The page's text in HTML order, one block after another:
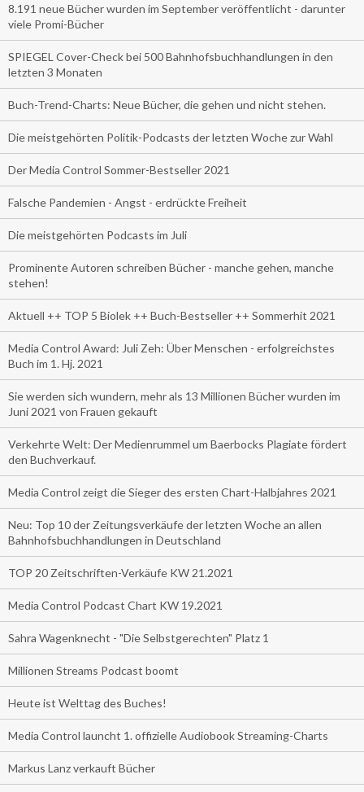
8.191 neue Bücher wurden im September veröffentlicht - darunter
viele Promi-Bücher
SPIEGEL Cover-Check bei 500 Bahnhofsbuchhandlungen in den
letzten 3 Monaten
Buch-Trend-Charts: Neue Bücher, die gehen und nicht stehen.
Die meistgehörten Politik-Podcasts der letzten Woche zur Wahl
Der Media Control Sommer-Bestseller 2021
Falsche Pandemien - Angst - erdrückte Freiheit
Die meistgehörten Podcasts im Juli
Prominente Autoren schreiben Bücher - manche gehen, manche
stehen!
Aktuell ++ TOP 5 Biolek ++ Buch-Bestseller ++ Sommerhit 2021
Media Control Award: Juli Zeh: Über Menschen - erfolgreichstes
Buch im 1. Hj. 2021
Sie werden sich wundern, mehr als 13 Millionen Bücher wurden im
Juni 2021 von Frauen gekauft
Verkehrte Welt: Der Medienrummel um Baerbocks Plagiate fördert
den Buchverkauf.
Media Control zeigt die Sieger des ersten Chart-Halbjahres 2021
Neu: Top 10 der Zeitungsverkäufe der letzten Woche an allen
Bahnhofsbuchhandlungen in Deutschland
TOP 20 Zeitschriften-Verkäufe KW 21.2021
Media Control Podcast Chart KW 19.2021
Sahra Wagenknecht - "Die Selbstgerechten" Platz 1
Millionen Streams Podcast boomt
Heute ist Welttag des Buches!
Media Control launcht 1. offizielle Audiobook Streaming-Charts
Markus Lanz verkauft Bücher